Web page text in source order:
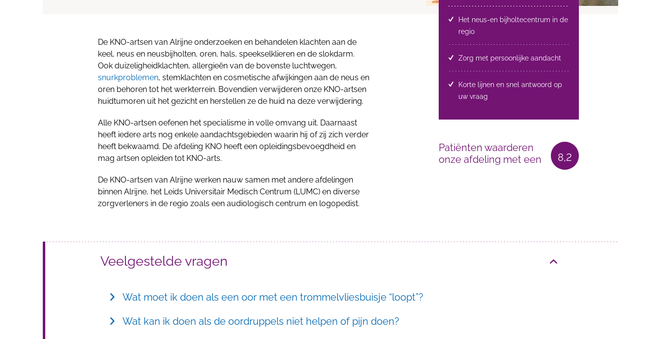
De KNO-artsen van Alrijne onderzoeken en behandelen klachten aan de
keel, neus en neusbijholten, oren, hals, speekselklieren en de slokdarm.
Ook duizeligheidklachten, allergieën van de bovenste luchtwegen,
snurkproblemen, stemklachten en cosmetische afwijkingen aan de neus en
oren behoren tot het werkterrein. Bovendien verwijderen onze KNO-artsen
huidtumoren uit het gezicht en herstellen ze de huid na deze verwijdering.
Alle KNO-artsen oefenen het specialisme in volle omvang uit. Daarnaast
heeft iedere arts nog enkele aandachtsgebieden waarin hij of zij zich verder
heeft bekwaamd. De afdeling KNO heeft een opleidingsbevoegdheid en
mag artsen opleiden tot KNO-arts.
De KNO-artsen van Alrijne werken nauw samen met andere afdelingen
binnen Alrijne, het Leids Universitair Medisch Centrum (LUMC) en diverse
zorgverleners in de regio zoals een audiologisch centrum en logopedist.
Het neus-en bijholtecentrum in de
regio
Zorg met persoonlijke aandacht
Korte lijnen en snel antwoord op
uw vraag
Patiënten waarderen
onze afdeling met een
8,2
Veelgestelde vragen
Wat moet ik doen als een oor met een trommelvliesbuisje “loopt”?
Wat kan ik doen als de oordruppels niet helpen of pijn doen?